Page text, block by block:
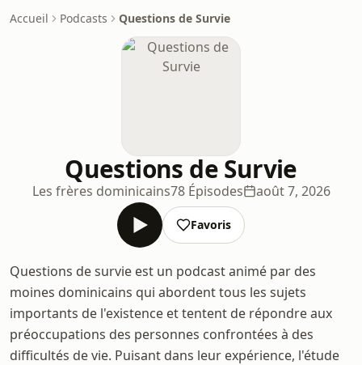
Accueil Podcasts Questions de Survie
Questions de Survie
Les frères dominicains78 Épisodes août 7, 2026
Favoris
Questions de survie est un podcast animé par des
moines dominicains qui abordent tous les sujets
importants de l'existence et tentent de répondre aux
préoccupations des personnes confrontées à des
difficultés de vie. Puisant dans leur expérience, l'étude